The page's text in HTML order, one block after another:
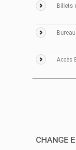
Billets
Accès
CHANGE